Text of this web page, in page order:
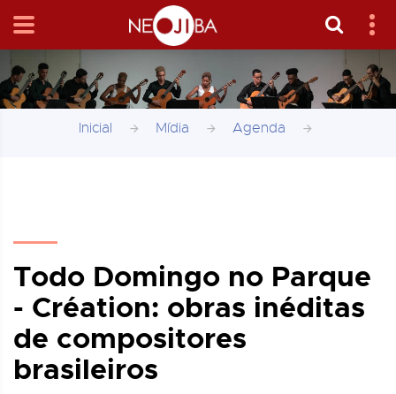
Inicial Mídia Agenda
Todo Domingo no Parque
- Création: obras inéditas
de compositores
brasileiros